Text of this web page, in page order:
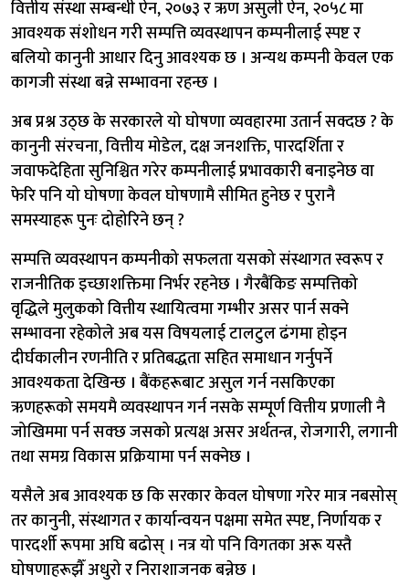
वित्तीय संस्था सम्बन्धी ऐन, २०७३ र ऋण असुली ऐन, २०५८ मा
आवश्यक संशोधन गरी सम्पत्ति व्यवस्थापन कम्पनीलाई स्पष्ट र
बलियो कानुनी आधार दिनु आवश्यक छ । अन्यथ कम्पनी केवल एक
कागजी संस्था बन्ने सम्भावना रहन्छ ।
अब प्रश्न उठ्छ के सरकारले यो घोषणा व्यवहारमा उतार्न सक्दछ ? के
कानुनी संरचना, वित्तीय मोडेल, दक्ष जनशक्ति, पारदर्शिता र
जवाफदेहिता सुनिश्चित गरेर कम्पनीलाई प्रभावकारी बनाइनेछ वा
फेरि पनि यो घोषणा केवल घोषणामै सीमित हुनेछ र पुरानै
समस्याहरू पुनः दोहोरिने छन् ?
सम्पत्ति व्यवस्थापन कम्पनीको सफलता यसको संस्थागत स्वरूप र
राजनीतिक इच्छाशक्तिमा निर्भर रहनेछ । गैरबैंकिङ सम्पत्तिको
वृद्धिले मुलुकको वित्तीय स्थायित्वमा गम्भीर असर पार्न सक्ने
सम्भावना रहेकोले अब यस विषयलाई टालटुल ढंगमा होइन
दीर्घकालीन रणनीति र प्रतिबद्धता सहित समाधान गर्नुपर्ने
आवश्यकता देखिन्छ । बैंकहरूबाट असुल गर्न नसकिएका
ऋणहरूको समयमै व्यवस्थापन गर्न नसके सम्पूर्ण वित्तीय प्रणाली नै
जोखिममा पर्न सक्छ जसको प्रत्यक्ष असर अर्थतन्त्र, रोजगारी, लगानी
तथा समग्र विकास प्रक्रियामा पर्न सक्नेछ ।
यसैले अब आवश्यक छ कि सरकार केवल घोषणा गरेर मात्र नबसोस्
तर कानुनी, संस्थागत र कार्यान्वयन पक्षमा समेत स्पष्ट, निर्णायक र
पारदर्शी रूपमा अघि बढोस् । नत्र यो पनि विगतका अरू यस्तै
घोषणाहरूझैँ अधुरो र निराशाजनक बन्नेछ ।